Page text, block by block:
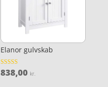
Elanor gulvskab
Vurderet
4.2
838,00 kr.